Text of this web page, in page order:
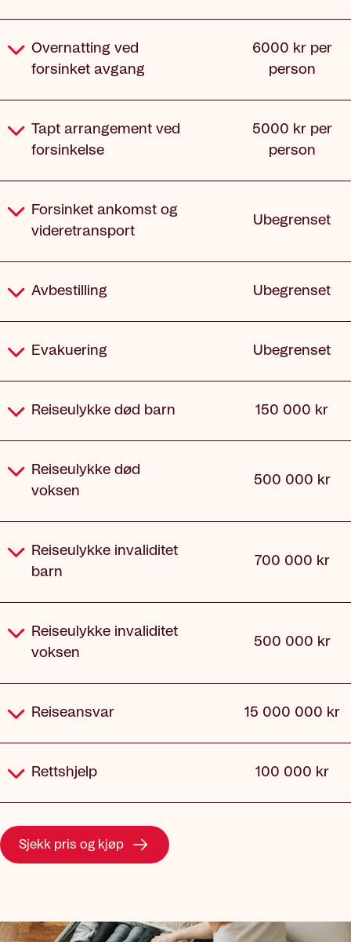
Overnatting ved
forsinket avgang
6000 kr per
person
Tapt arrangement ved
forsinkelse
5000 kr per
person
Forsinket ankomst og
videretransport
Ubegrenset
Avbestilling Ubegrenset
Evakuering Ubegrenset
Reiseulykke død barn 150 000 kr
Reiseulykke død
voksen
500 000 kr
Reiseulykke invaliditet
barn
700 000 kr
Reiseulykke invaliditet
voksen
500 000 kr
Reiseansvar 15 000 000 kr
Rettshjelp 100 000 kr
Sjekk pris og kjøp